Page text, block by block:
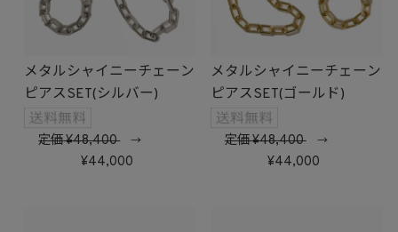
メタルシャイニーチェーン
ピアスSET(シルバー)
定価 48,400→
44,000
メタルシャイニーチェーン
ピアスSET(ゴールド)
定価 48,400→
44,000